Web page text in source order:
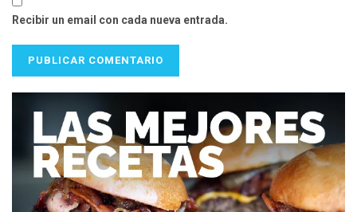
Recibir un email con cada nueva entrada.